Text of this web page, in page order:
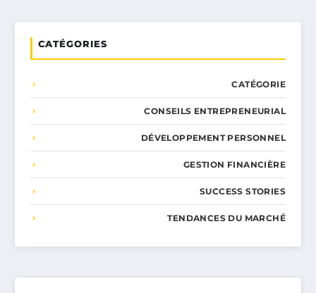
CATÉGORIES
CATÉGORIE
CONSEILS ENTREPRENEURIAL
DÉVELOPPEMENT PERSONNEL
GESTION FINANCIÈRE
SUCCESS STORIES
TENDANCES DU MARCHÉ